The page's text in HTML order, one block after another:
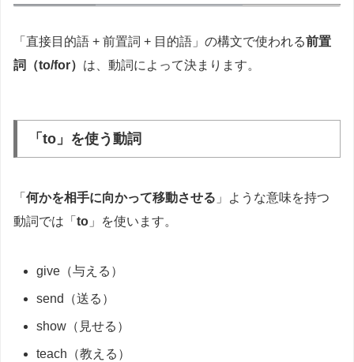
「直接目的語 + 前置詞 + 目的語」の構文で使われる前置
詞（to/for） は、動詞によって決まります。
「to」を使う動詞
「 何かを相手に向かって移動させる 」ような意味を持つ
動詞では「 to 」を使います。
give（与える）
send（送る）
show（見せる）
teach（教える）